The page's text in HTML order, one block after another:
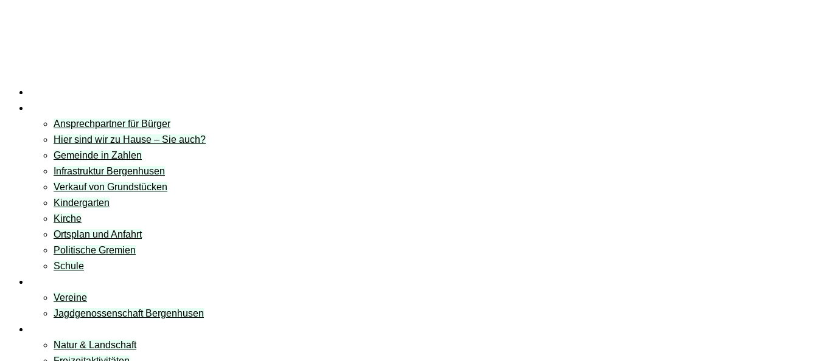
Ansprechpartner für Bürger
Hier sind wir zu Hause – Sie auch?
Gemeinde in Zahlen
Infrastruktur Bergenhusen
Verkauf von Grundstücken
Kindergarten
Kirche
Ortsplan und Anfahrt
Politische Gremien
Schule
Vereine
Jagdgenossenschaft Bergenhusen
Natur & Landschaft